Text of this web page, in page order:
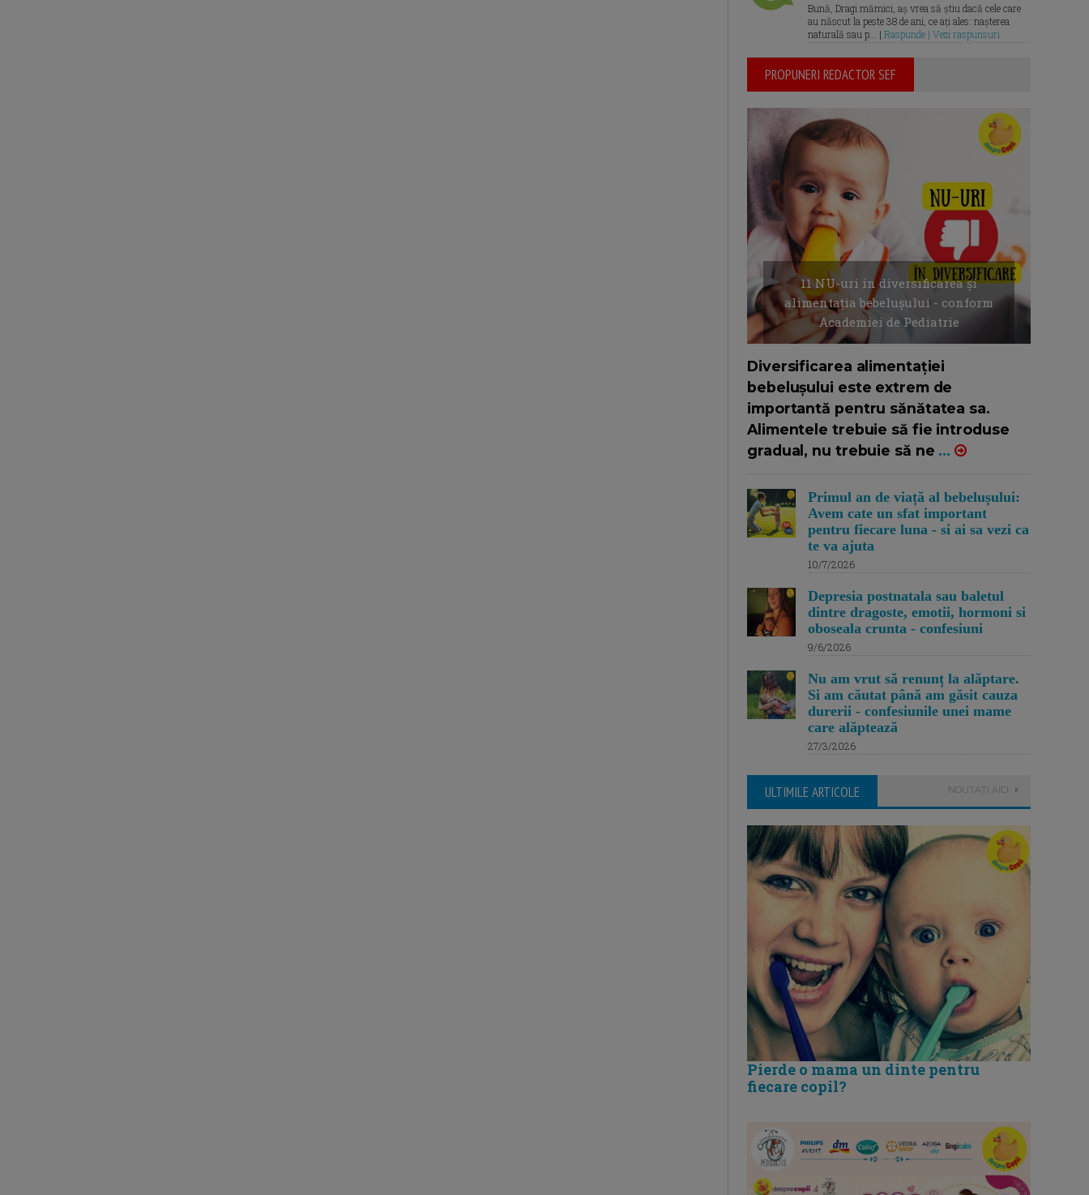
Bună, Dragi mămici, aș vrea să știu dacă cele care
au născut la peste 38 de ani, ce ați ales: nașterea
naturală sau p... | Raspunde | Vezi raspunsuri
PROPUNERI REDACTOR SEF
11 NU-uri in diversificarea și
alimentația bebelușului - conform
Academiei de Pediatrie
Diversificarea alimentației
bebelușului este extrem de
importantă pentru sănătatea sa.
Alimentele trebuie să fie introduse
gradual, nu trebuie să ne ...
Primul an de viață al bebelușului:
Avem cate un sfat important
pentru fiecare luna - si ai sa vezi ca
te va ajuta
10/7/2026
Depresia postnatala sau baletul
dintre dragoste, emotii, hormoni si
oboseala crunta - confesiuni
9/6/2026
Nu am vrut să renunț la alăptare.
Si am căutat până am găsit cauza
durerii - confesiunile unei mame
care alăptează
27/3/2026
ULTIMILE ARTICOLE NOUTATI AICI
Pierde o mama un dinte pentru
fiecare copil?